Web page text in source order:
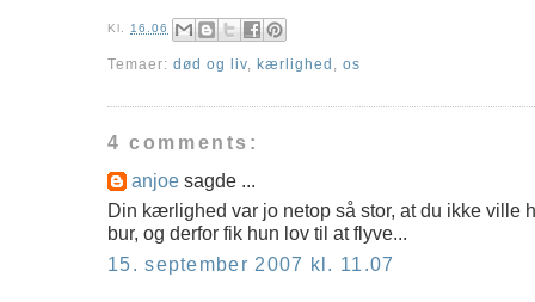
Kl. 16.06
Temaer:død og liv, kærlighed ,os
4 comments:
anjoe sagde ...
Din kærlighed var jo netop så stor, at du ikke ville
bur, og derfor fik hun lov til at flyve...
15. september 2007 kl. 11.07